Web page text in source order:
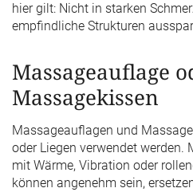
hier gilt: Nicht in starken
empfindliche Strukturen
Massageauflage
Massagekissen
Massageauflagen und
oder Liegen verwendet werden.
mit Wärme, Vibration oder
können angenehm sein,